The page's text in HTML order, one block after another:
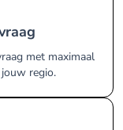
met maximaal
regio.